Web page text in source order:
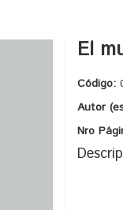
El
Código:
Autor
Nro